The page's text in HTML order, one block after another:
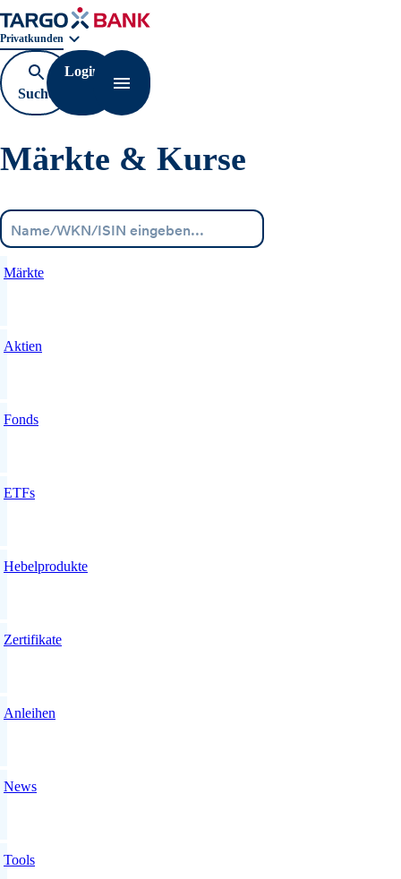
Geschäftsbereichnavigation. Aktuelle Auswahl:
Privatkunden
Suche
öffnen
Login
Navigation öffnen
Märkte & Kurse
Märkte
Aktien
Fonds
ETFs
Hebelprodukte
Zertifikate
Anleihen
News
Tools